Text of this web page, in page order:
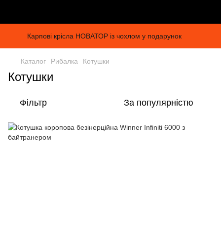
Карпові крісла НОВАТОР із чохлом у подарунок
Каталог Рибалка Котушки
Котушки
Фільтр За популярністю